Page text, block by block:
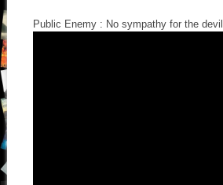
Public Enemy : No sympathy for the devil